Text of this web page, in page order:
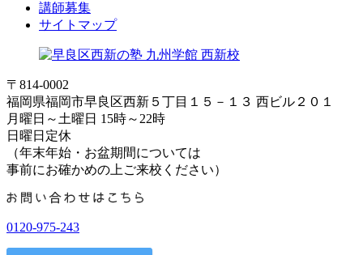
講師募集
サイトマップ
〒814-0002
福岡県福岡市早良区西新５丁目１５－１３ 西ビル２０１
月曜日～土曜日 15時～22時
日曜日定休
（年末年始・お盆期間については
事前にお確かめの上ご来校ください）
0120-975-243